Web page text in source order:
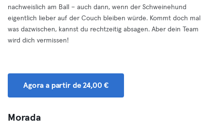
nachweislich am Ball – auch dann, wenn der Schweinehund
eigentlich lieber auf der Couch bleiben würde. Kommt doch mal
was dazwischen, kannst du rechtzeitig absagen. Aber dein Team
wird dich vermissen!
Agora a partir de 24,00 €
Morada